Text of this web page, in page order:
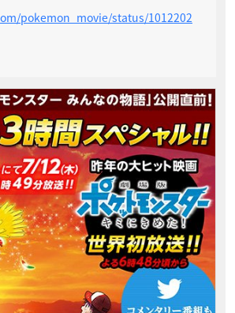
pokemon_movie/status/1012202